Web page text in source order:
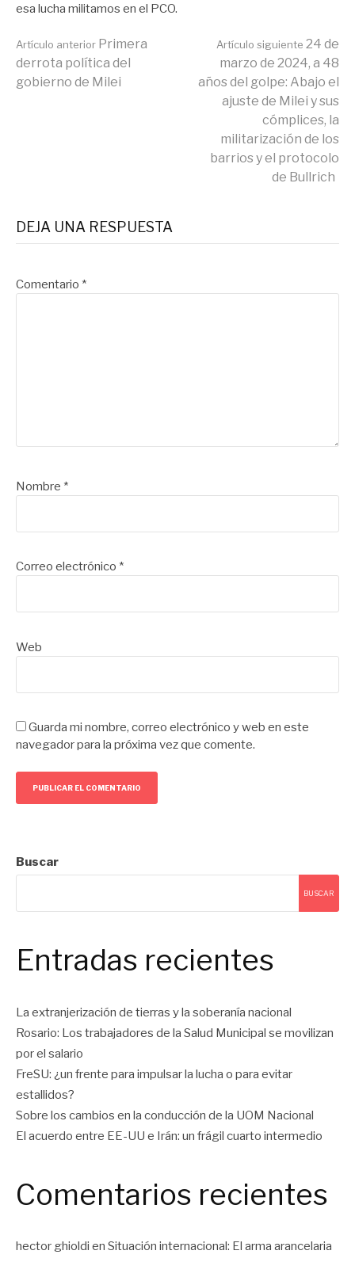
esa lucha militamos en el PCO.
Seguir
Artículo anterior Primera
derrota política del
gobierno de Milei
Artículo siguiente 24 de
marzo de 2024, a 48
años del golpe: Abajo el
ajuste de Milei y sus
cómplices, la
militarización de los
barrios y el protocolo
de Bullrich
DEJA UNA RESPUESTA
Comentario *
Nombre *
Correo electrónico *
Web
Guarda mi nombre, correo electrónico y web en este
navegador para la próxima vez que comente.
Buscar
BUSCAR
Entradas recientes
La extranjerización de tierras y la soberanía nacional
Rosario: Los trabajadores de la Salud Municipal se movilizan
por el salario
FreSU: ¿un frente para impulsar la lucha o para evitar
estallidos?
Sobre los cambios en la conducción de la UOM Nacional
El acuerdo entre EE-UU e Irán: un frágil cuarto intermedio
Comentarios recientes
hector ghioldi en Situación internacional: El arma arancelaria